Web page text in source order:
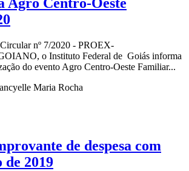
Agro Centro-Oeste
nº 7/2020 - PROEX-
o Instituto Federal de Goiás informa
do evento Agro Centro-Oeste Familiar...
Maria Rocha
de despesa com
de 2019